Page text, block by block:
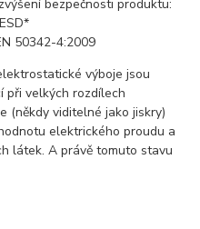
bezpečnosti produktu:
50342-4:2009
výboje jsou
při velkých rozdílech
(někdy viditelné jako jiskry)
elektrického proudu a
látek. A právě tomuto stavu